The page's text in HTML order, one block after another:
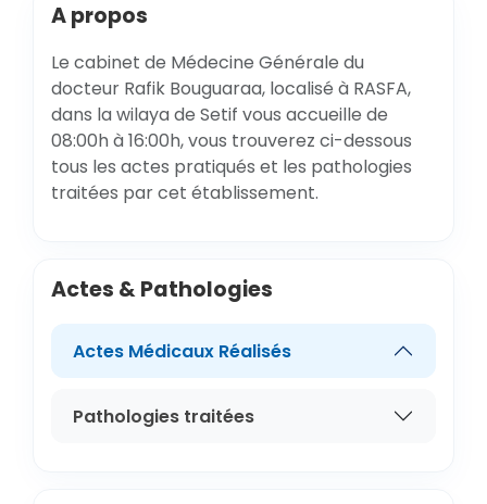
A propos
Le cabinet de Médecine Générale du
docteur Rafik Bouguaraa, localisé à RASFA,
dans la wilaya de Setif vous accueille de
08:00h à 16:00h, vous trouverez ci-dessous
tous les actes pratiqués et les pathologies
traitées par cet établissement.
Actes & Pathologies
Actes Médicaux Réalisés
Pathologies traitées